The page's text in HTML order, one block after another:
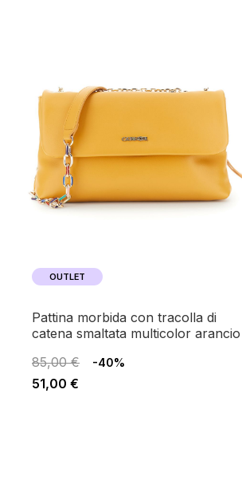
OUTLET
pattina morbida con tracolla di
catena smaltata multicolor arancio
85,00 €
-40%
51,00 €